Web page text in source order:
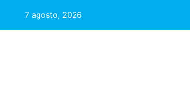
7 agosto, 2026